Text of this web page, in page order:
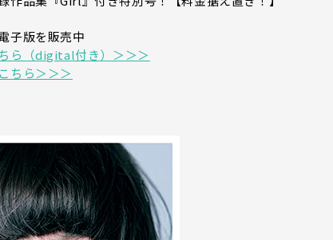
子版を販売中
ら（digital付き）＞＞＞
ちら＞＞＞